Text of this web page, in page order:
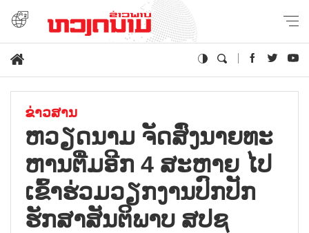
ຂ່າວສານ
ຫວຽດ​ນາມ ຈັດ​ສົ່ງ​ນາຍ​ທະ​
ຫານຕື່ມ​ອີກ 4 ສະ​ຫາຍ ໄປ​
ເຂົ້າ​ຮ່ວມ​ວຽກ​ງານ​ປົກ​ປັກ​
ຮັກ​ສາ​ສັນ​ຕິ​ພາບ ສ​ປ​ຊ